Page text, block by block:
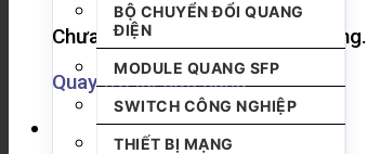
Chưa có sản phẩm trong giỏ hàng.
Quay trở lại cửa hàng
BỘ CHUYỂN ĐỔI QUANG
ĐIỆN
MODULE QUANG SFP
SWITCH CÔNG NGHIỆP
THIẾT BỊ MẠNG